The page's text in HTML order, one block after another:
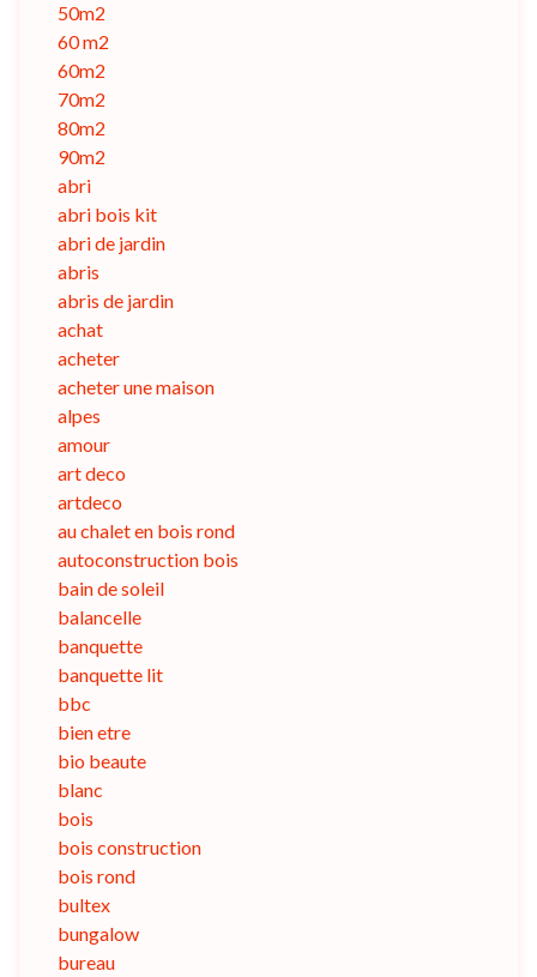
50m2
60 m2
60m2
70m2
80m2
90m2
abri
abri bois kit
abri de jardin
abris
abris de jardin
achat
acheter
acheter une maison
alpes
amour
art deco
artdeco
au chalet en bois rond
autoconstruction bois
bain de soleil
balancelle
banquette
banquette lit
bbc
bien etre
bio beaute
blanc
bois
bois construction
bois rond
bultex
bungalow
bureau